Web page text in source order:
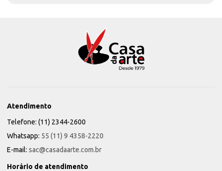
Atendimento
Telefone: (11) 2344-2600
Whatsapp: 55 (11) 9 4358-2220
E-mail: sac@casadaarte.com.br
Horário de atendimento